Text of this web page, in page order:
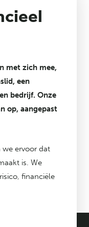
met zich mee,
een
bedrijf. Onze
op, aangepast
ervoor dat
is. We
financiële